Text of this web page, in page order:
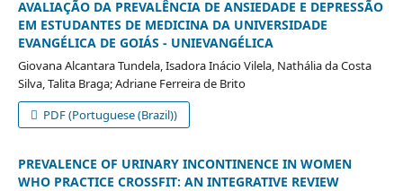
AVALIAÇÃO DA PREVALÊNCIA DE ANSIEDADE E DEPRESSÃO
EM ESTUDANTES DE MEDICINA DA UNIVERSIDADE
EVANGÉLICA DE GOIÁS - UNIEVANGÉLICA
Giovana Alcantara Tundela, Isadora Inácio Vilela, Nathália da Costa
Silva, Talita Braga; Adriane Ferreira de Brito
PDF (Portuguese (Brazil))
PREVALENCE OF URINARY INCONTINENCE IN WOMEN
WHO PRACTICE CROSSFIT: AN INTEGRATIVE REVIEW